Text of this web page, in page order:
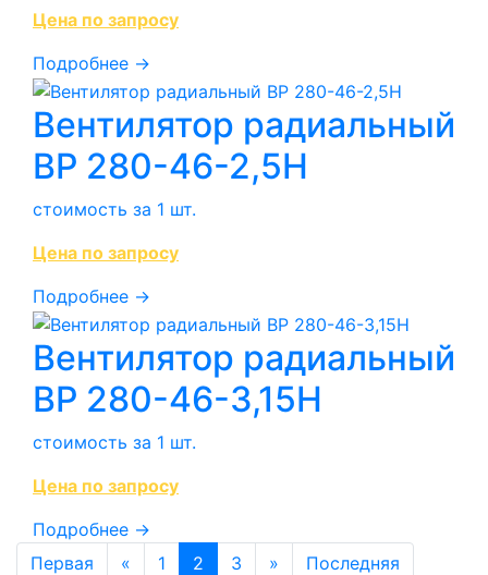
Цена по запросу
Подробнее →
Вентилятор радиальный
ВР 280-46-2,5Н
стоимость за 1 шт.
Цена по запросу
Подробнее →
Вентилятор радиальный
ВР 280-46-3,15Н
стоимость за 1 шт.
Цена по запросу
Подробнее →
Первая
« 1 2 3 » Последняя